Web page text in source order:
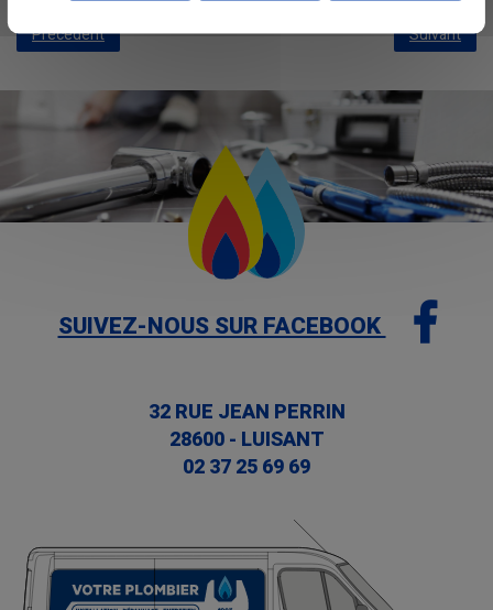
Précédent Suivant
SUIVEZ-NOUS SUR FACEBOOK
32 RUE JEAN PERRIN
28600- LUISANT
02 37 25 69 69